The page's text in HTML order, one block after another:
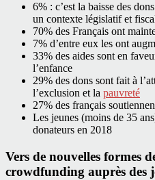
6% : c’est la baisse des
un contexte législatif et
70% des Français ont
7% d’entre eux les ont
33% des aides sont en
l’enfance
29% des dons sont fait à
l’exclusion et la pauvreté
27% des français
Les jeunes (moins de 35
donateurs en 2018
Vers de nouvelles formes
crowdfunding auprès des